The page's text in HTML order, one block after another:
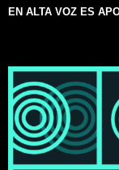
EN ALTA VOZ ES